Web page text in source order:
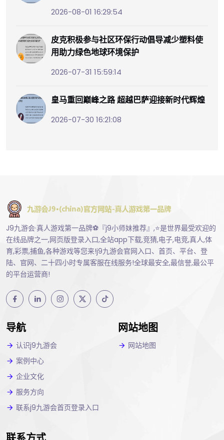
2026-08-01 16:29:54
皮克积极参与社区环保行动倡导减少塑料使
用助力绿色地球环境保护
2026-07-31 15:59:14
皇马重回巅峰之路 超越巴萨迎接新时代辉煌
2026-07-30 16:21:08
J9九游会·真人游戏第一品牌⚽️『j9小师妹推荐』,⭐️是世界最受欢迎的
在线品牌之一,网页版登录入口,全站app下载,竞猜,电子,电竞,真人,体
育,彩票,捕鱼,各种游戏等您来!j9九游会官网入口、首页、平台、登
陆、官网、二十四小时专属客服在线服务!全球最安全,最信誉,最公平
的平台运营商!
导航
认识j9九游会
案例中心
企业文化
服务方向
联系j9九游会首页登录入口
网站地图
网站地图